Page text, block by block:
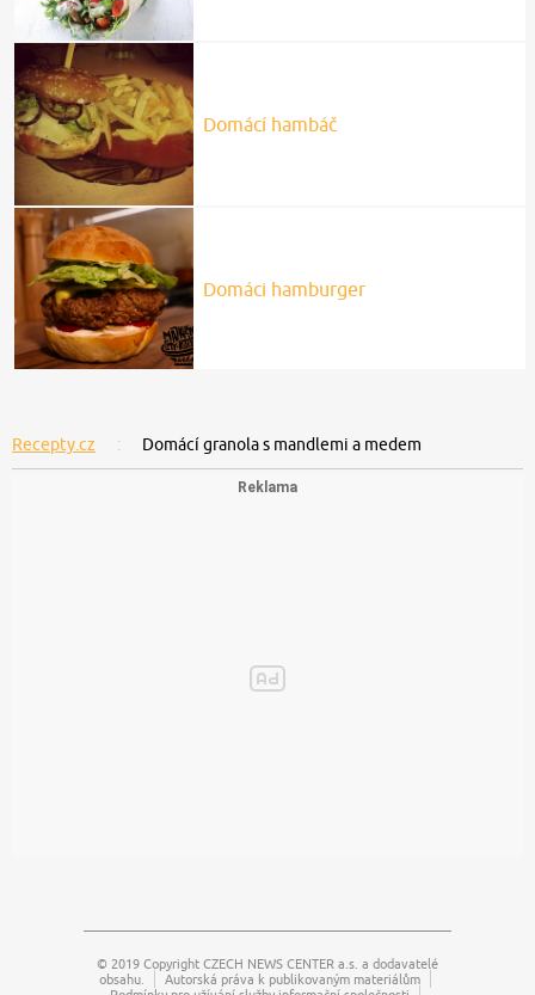
Domácí hambáč
Domáci hamburger
Recepty.cz Domácí granola s mandlemi a medem
© 2019 Copyright CZECH NEWS CENTER a.s. a dodavatelé
obsahu.
Autorská práva k publikovaným materiálům